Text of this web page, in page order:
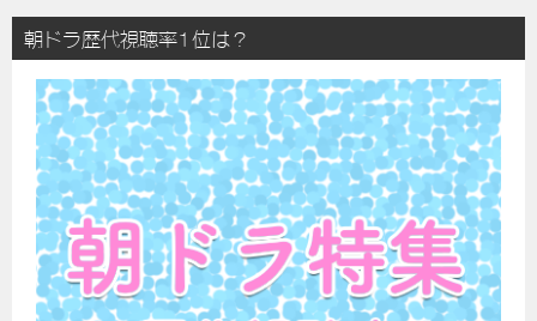
朝ドラ歴代視聴率1位は？